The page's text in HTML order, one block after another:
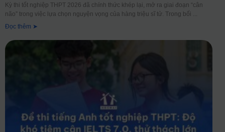
Kỳ thi tốt nghiệp THPT 2026 đã chính thức khép lại, mở ra giai đoạn “cân
não” trong việc lựa chọn nguyện vọng của hàng triệu sĩ tử. Trong bối
Đọc thêm ➤